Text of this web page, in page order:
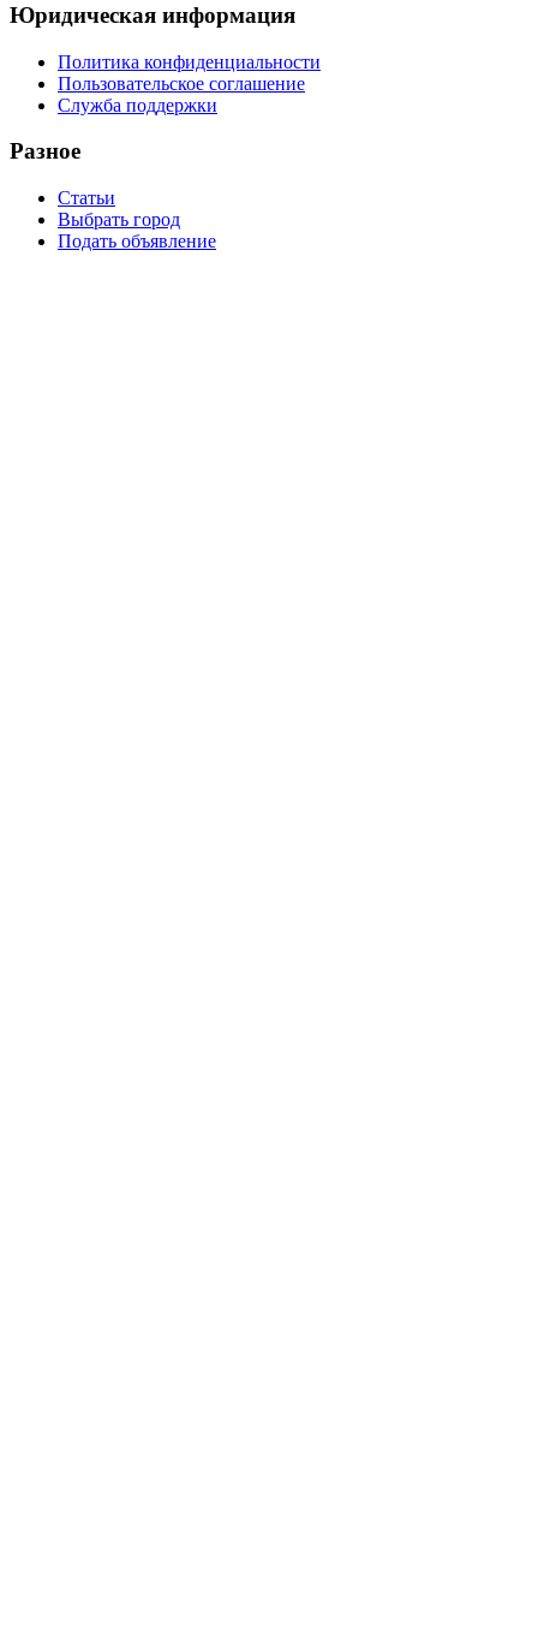
Юридическая информация
Политика конфиденциальности
Пользовательское соглашение
Служба поддержки
Разное
Статьи
Выбрать город
Подать объявление